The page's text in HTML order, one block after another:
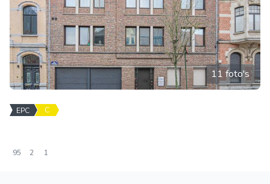
11 foto's
EPC C
95 2 1